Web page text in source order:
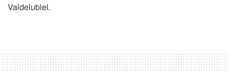
Valdelubiel.